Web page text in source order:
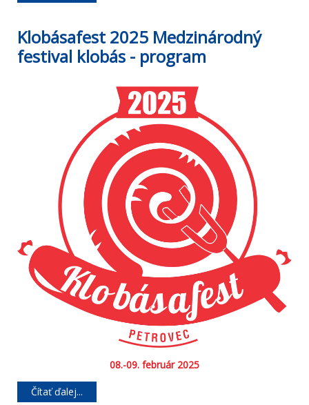
Klobásafest 2025 Medzinárodný
festival klobás - program
08.-09. február 2025
Čítať ďalej...